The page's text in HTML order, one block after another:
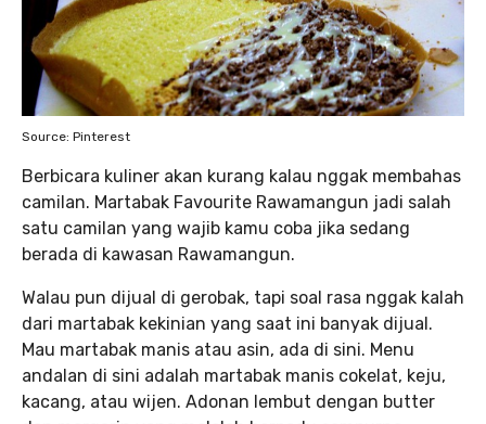
Source: Pinterest
Berbicara kuliner akan kurang kalau nggak membahas
camilan. Martabak Favourite Rawamangun jadi salah
satu camilan yang wajib kamu coba jika sedang
berada di kawasan Rawamangun.
Walau pun dijual di gerobak, tapi soal rasa nggak kalah
dari martabak kekinian yang saat ini banyak dijual.
Mau martabak manis atau asin, ada di sini. Menu
andalan di sini adalah martabak manis cokelat, keju,
kacang, atau wijen. Adonan lembut dengan butter